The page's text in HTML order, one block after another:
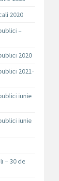
2020
–
2020
2021-
iunie
iunie
– 30 de